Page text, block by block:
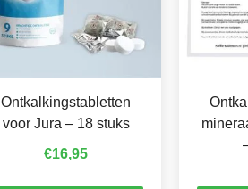
Ontkalkingstabletten
voor Jura – 18 stuks
€16,95